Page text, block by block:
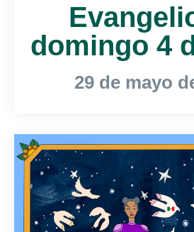
domingo 4
29 de mayo